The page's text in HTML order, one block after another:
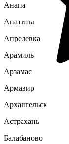
Анапа
Апатиты
Апрелевка
Арамиль
Арзамас
Армавир
Архангельск
Астрахань
Балабаново